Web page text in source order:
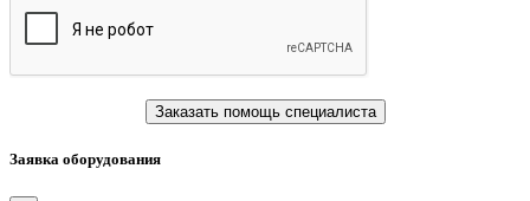
Заказать помощь специалиста
Заявка оборудования